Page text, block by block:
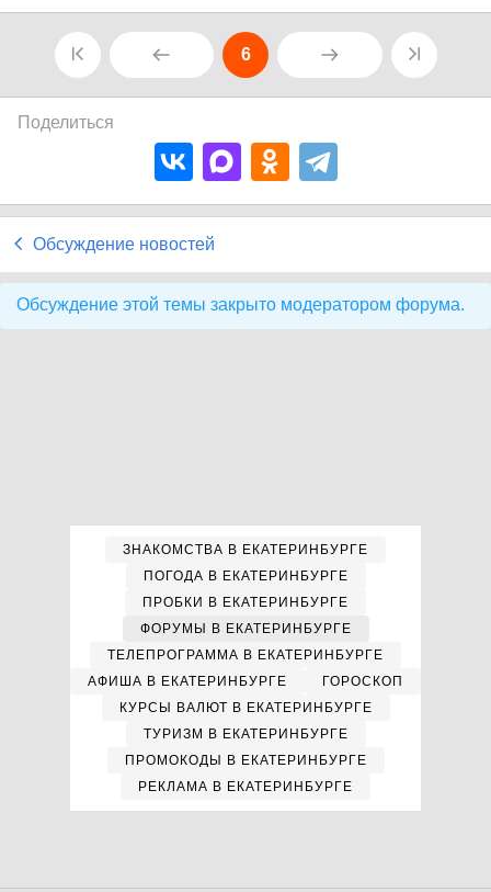
6
Поделиться
Обсуждение новостей
Обсуждение этой темы закрыто модератором форума.
ЗНАКОМСТВА В ЕКАТЕРИНБУРГЕ
ПОГОДА В ЕКАТЕРИНБУРГЕ
ПРОБКИ В ЕКАТЕРИНБУРГЕ
ФОРУМЫ В ЕКАТЕРИНБУРГЕ
ТЕЛЕПРОГРАММА В ЕКАТЕРИНБУРГЕ
АФИША В ЕКАТЕРИНБУРГЕ
ГОРОСКОП
КУРСЫ ВАЛЮТ В ЕКАТЕРИНБУРГЕ
ТУРИЗМ В ЕКАТЕРИНБУРГЕ
ПРОМОКОДЫ В ЕКАТЕРИНБУРГЕ
РЕКЛАМА В ЕКАТЕРИНБУРГЕ